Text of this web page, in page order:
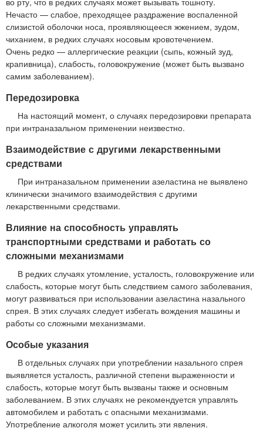
Нечасто — слабое, преходящее раздражение воспаленной
слизистой оболочки носа, проявляющееся жжением, зудом,
чиханием, в редких случаях носовым кровотечением.
Очень редко — аллергические реакции (сыпь, кожный зуд,
крапивница), слабость, головокружение (может быть вызвано
самим заболеванием).
Передозировка
На настоящий момент, о случаях передозировки препарата
при интраназальном применении неизвестно.
Взаимодействие с другими лекарственными
средствами
При интраназальном применении азеластина не выявлено
клинически значимого взаимодействия с другими
лекарственными средствами.
Влияние на способность управлять
транспортными средствами и работать со
сложными механизмами
В редких случаях утомление, усталость, головокружение или
слабость, которые могут быть следствием самого заболевания,
могут развиваться при использовании азеластина назального
спрея. В этих случаях следует избегать вождения машины и
работы со сложными механизмами.
Особые указания
В отдельных случаях при употреблении назального спрея
выявляется усталость, различной степени выраженности и
слабость, которые могут быть вызваны также и основным
заболеванием. В этих случаях не рекомендуется управлять
автомобилем и работать с опасными механизмами.
Употребление алкоголя может усилить эти явления.